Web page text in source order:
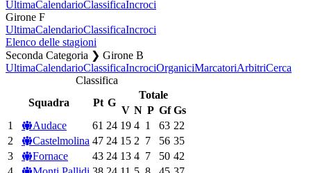
UltimaCalendarioClassificaIncroci
Girone F
UltimaCalendarioClassificaIncroci
Elenco delle stagioni
Seconda Categoria ❯ Girone B
UltimaCalendarioClassificaIncrociOrganiciMarcatoriArbitriCerca
Classifica
Squadra
Pt G
Totale
V N P Gf Gs
1
Audace 61 24 19 4 1 63 22
2
Castelmolina 47 24 15 2 7 56 35
3
Fornace 43 24 13 4 7 50 42